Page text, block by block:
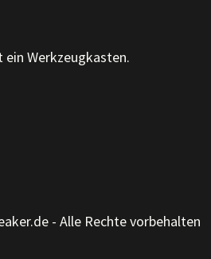
ein Werkzeugkasten.
- Alle Rechte vorbehalten